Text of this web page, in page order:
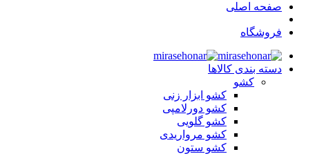
صفحه اصلی
فروشگاه
دسته بندی کالاها
کشو
کشو ابزار زنی
کشو دورلامپی
کشو گلویی
کشو مرواریدی
کشو ستون